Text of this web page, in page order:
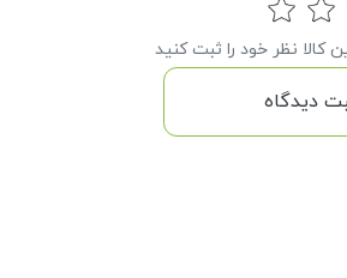
کالا نظر خود را ثبت کنید
دیدگاه